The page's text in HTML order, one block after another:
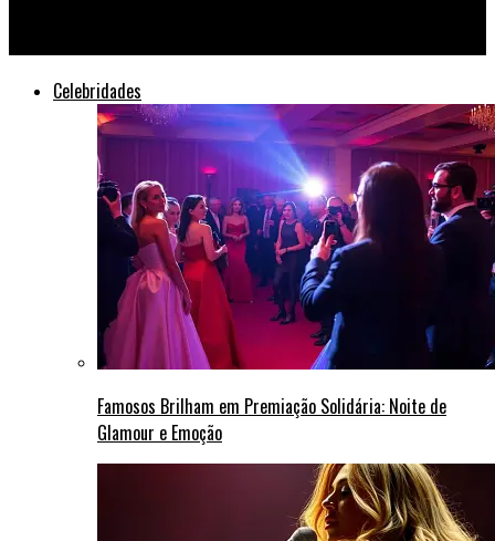
Celebridades
Famosos Brilham em Premiação Solidária: Noite de
Glamour e Emoção